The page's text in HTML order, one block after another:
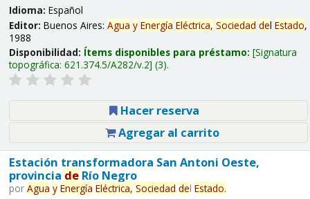
Idioma: Español
Editor: Buenos Aires: Agua y Energía Eléctrica, Sociedad del Estado,
1988
Disponibilidad: Ítems disponibles para préstamo: Signatura
topográfica: 621.374.5/A282/v.2 (3).
Hacer reserva
Agregar al carrito
Estación transformadora San Antoni Oeste,
provincia deRío Negro
por Agua y Energía Eléctrica, Sociedad del Estado.